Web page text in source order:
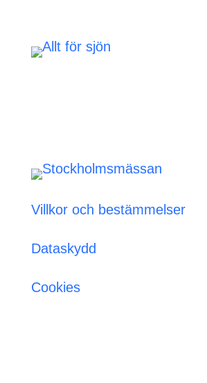
Villkor och bestämmelser
Dataskydd
Cookies